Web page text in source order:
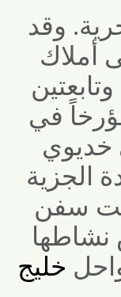
وقد
في
خديوي
سفن
خليج